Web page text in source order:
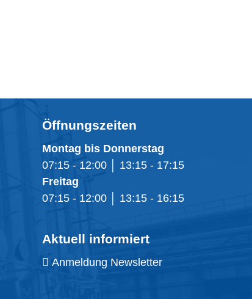
Öffnungszeiten
Montag bis Donnerstag
07:15 - 12:00 │ 13:15 - 17:15
Freitag
07:15 - 12:00 │ 13:15 - 16:15
Aktuell informiert
Anmeldung Newsletter